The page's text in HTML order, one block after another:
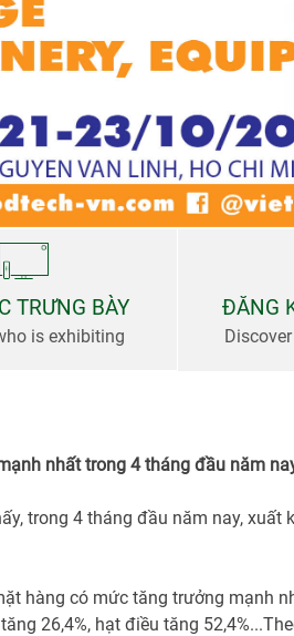
TRƯNG BÀY
is exhibiting
ĐĂNG
nhất trong 4 tháng đầu năm
trong 4 tháng đầu năm nay,
hàng có mức tăng trưởng mạnh
26,4%, hạt điều tăng